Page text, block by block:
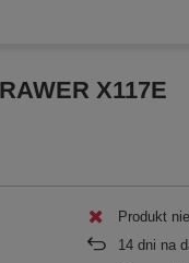
X117E
Produkt
14 dni na